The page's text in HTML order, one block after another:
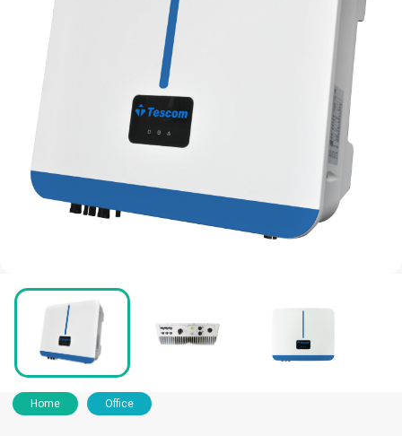
Home Office